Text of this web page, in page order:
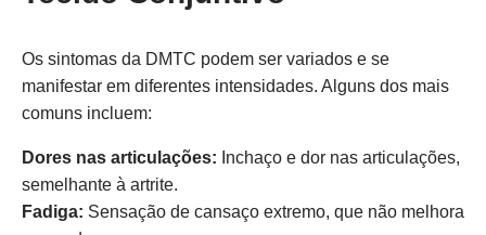
Os sintomas da DMTC podem ser variados e se
manifestar em diferentes intensidades. Alguns dos mais
comuns incluem:
Dores nas articulações: Inchaço e dor nas articulações,
semelhante à artrite.
Fadiga: Sensação de cansaço extremo, que não melhora